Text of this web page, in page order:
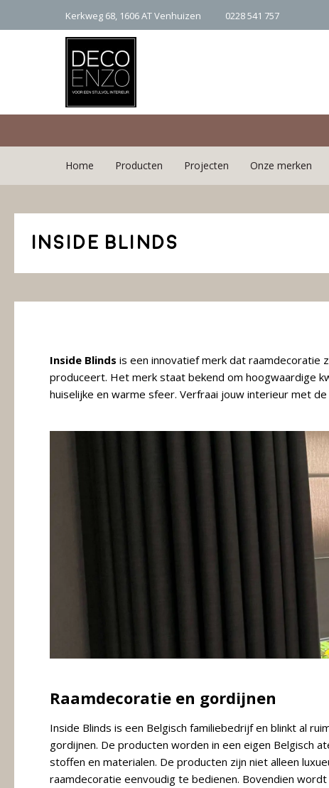
Kerkweg 68, 1606 AT Venhuizen 0228 541 757
to
content
Home Producten
Karpetten
&
Vloerkleden
Original
Raambekleding
Verlichting
Behang
Projecten Onze merken
Inside Blinds
Inside Blinds is een innovatief merk dat raamdecoratie
produceert. Het merk staat bekend om hoogwaardige
huiselijke en warme sfeer. Verfraai jouw interieur met
Raamdecoratie en gordijnen
Inside Blinds is een Belgisch familiebedrijf en blinkt al
gordijnen. De producten worden in een eigen Belgisch
stoffen en materialen. De producten zijn niet alleen
raamdecoratie eenvoudig te bedienen. Bovendien